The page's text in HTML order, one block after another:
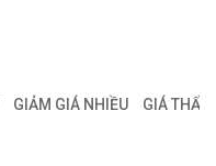
GIẢM GIÁ NHIỀU GIÁ THẤP